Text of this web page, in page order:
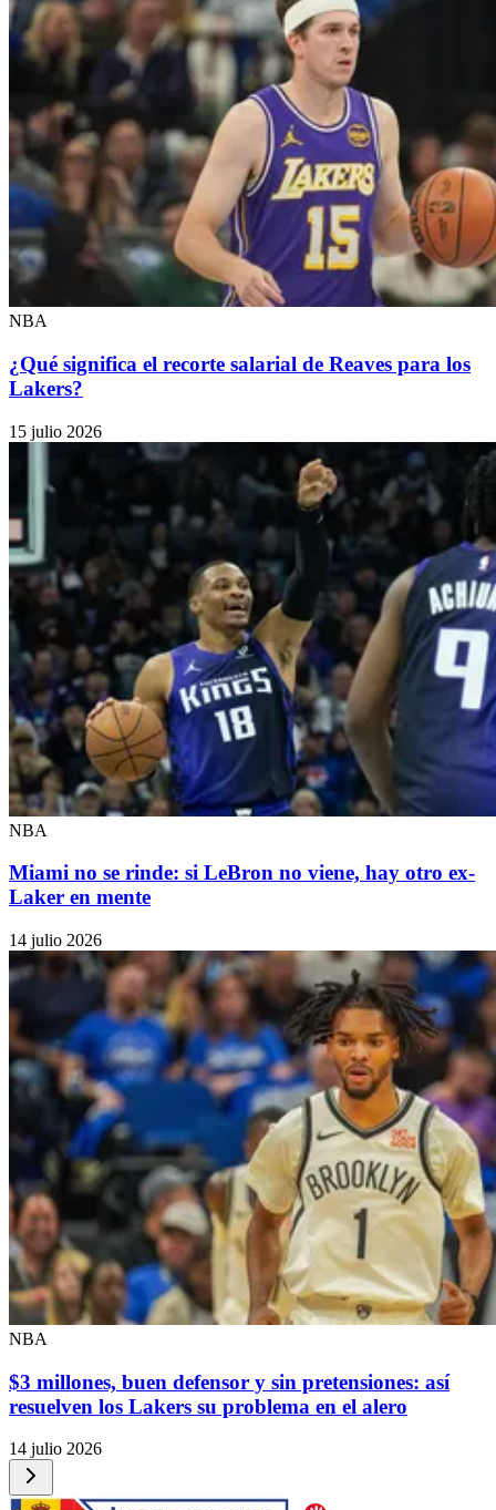
NBA
¿Qué significa el recorte salarial de Reaves para los
Lakers?
15 julio 2026
NBA
Miami no se rinde: si LeBron no viene, hay otro ex-
Laker en mente
14 julio 2026
NBA
$3 millones, buen defensor y sin pretensiones: así
resuelven los Lakers su problema en el alero
14 julio 2026